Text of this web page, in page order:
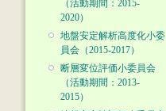
（活動期間：2015-
2020）
地盤安定解析高度化小委
員会（2015-2017）
断層変位評価小委員会
（活動期間：2013-
2015）